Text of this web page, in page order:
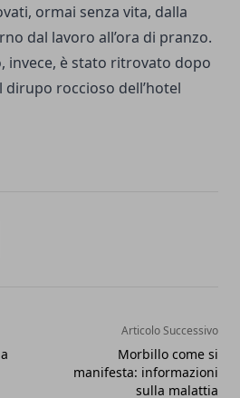
ormai senza vita, dalla
dal lavoro all’ora di pranzo.
invece, è stato ritrovato dopo
roccioso dell’hotel
Articolo Successivo
Morbillo come si
manifesta: informazioni
sulla malattia